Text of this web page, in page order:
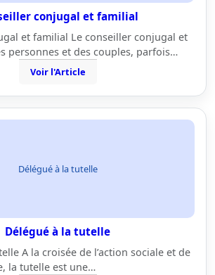
conjugal et familial
et familial Le conseiller conjugal et
personnes et des couples, parfois…
Voir l'Article
Délégué à la tutelle
Délégué à la tutelle
A la croisée de l’action sociale et de
la tutelle est une…